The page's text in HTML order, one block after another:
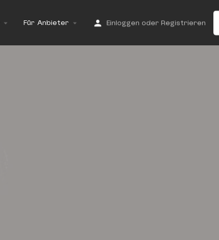
Für Anbieter Einloggen oder Registrieren